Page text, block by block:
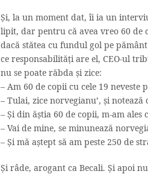
Și, la un moment dat, îi ia un
lipit, dar pentru că avea vreo 60
dacă stătea cu fundul gol pe
ce responsabilități are el, CEO-ul
nu se poate răbda și zice:
– Am 60 de copii cu cele 19 neveste
– Tulai, zice norvegianu’, și notează
– Și din ăștia 60 de copii, m-am ales
– Vai de mine, se minunează
– Și mă aștept să am peste 250 de
Și râde, arogant ca Becali. Și apoi